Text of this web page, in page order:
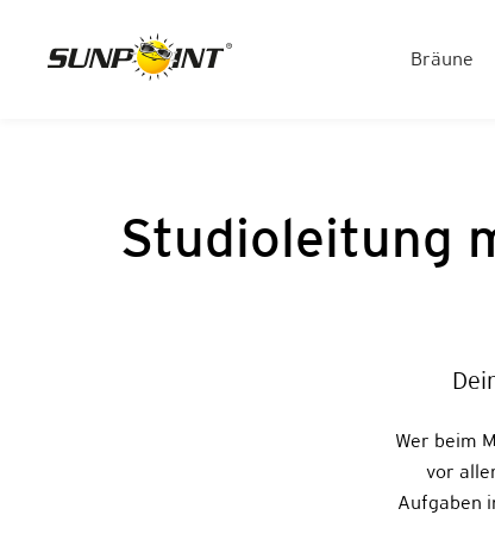
Bräune
Studioleitung
Wer beim
vor
Aufgaben